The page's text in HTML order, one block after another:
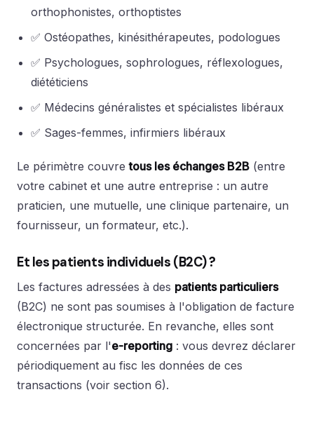
orthophonistes, orthoptistes
✅ Ostéopathes, kinésithérapeutes, podologues
✅ Psychologues, sophrologues, réflexologues,
diététiciens
✅ Médecins généralistes et spécialistes libéraux
✅ Sages-femmes, infirmiers libéraux
Le périmètre couvretous les échanges B2B (entre
votre cabinet et une autre entreprise : un autre
praticien, une mutuelle, une clinique partenaire, un
fournisseur, un formateur, etc.).
Et les patients individuels (B2C) ?
Les factures adressées à des patients particuliers
(B2C) ne sont pas soumises à l'obligation de facture
électronique structurée. En revanche, elles sont
concernées par l'e-reporting : vous devrez déclarer
périodiquement au fisc les données de ces
transactions (voir section 6).